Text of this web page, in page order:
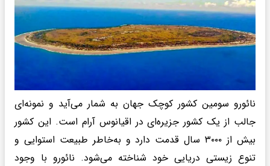
نائورو سومین کشور کوچک جهان به شمار می‌آید و نمونه‌ای
جالب از یک کشور جزیره‌ای در اقیانوس آرام است. این کشور
بیش از ۳۰۰۰ سال قدمت دارد و به‌خاطر طبیعت استوایی و
تنوع زیستی دریایی‌ خود شناخته می‌شود. نائورو با وجود